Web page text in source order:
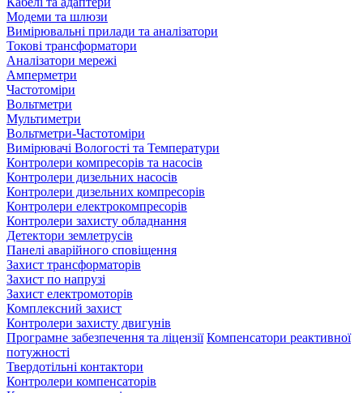
Модеми та шлюзи
Вимірювальні прилади та аналізатори
Токові трансформатори
Аналізатори мережі
Амперметри
Частотоміри
Вольтметри
Мультиметри
Вольтметри-Частотоміри
Вимірювачі Вологості та Температури
Контролери компресорів та насосів
Контролери дизельних насосів
Контролери дизельних компресорів
Контролери електрокомпресорів
Контролери захисту обладнання
Детектори землетрусів
Панелі аварійного сповіщення
Захист трансформаторів
Захист по напрузі
Захист електромоторів
Комплексний захист
Контролери захисту двигунів
Програмне забезпечення та ліцензії Компенсатори реактивної
потужності
Твердотільні контактори
Контролери компенсаторів